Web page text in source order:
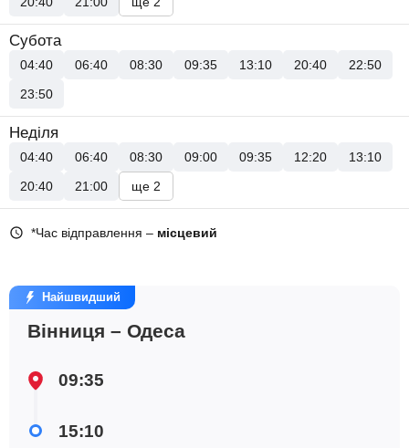
Субота
04:40 06:40 08:30 09:35 13:10 20:40
22:50
23:50
Неділя
04:40 06:40 08:30 09:00 09:35 12:20
13:10
20:40
21:00 ще 2
*Час відправлення – місцевий
Найшвидший
Вінниця – Одеса
09:35
15:10